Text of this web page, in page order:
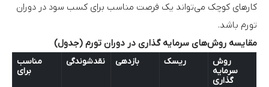
کارهای کوچک می‌تواند یک فرصت مناسب برای کسب سود در دوران
تورم باشد.
مقایسه روش‌های سرمایه گذاری در دوران تورم (جدول)
روش
سرمایه
گذاری
ریسک بازدهی نقدشوندگی
مناسب
برای